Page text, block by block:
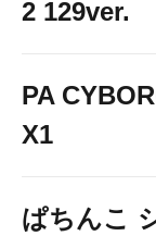
2 129ver.
PA
X1
ぱちんこ